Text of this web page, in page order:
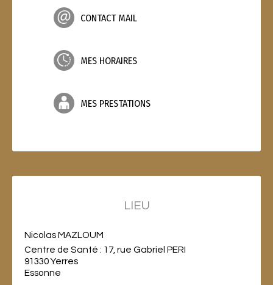
CONTACT MAIL
MES HORAIRES
MES PRESTATIONS
LIEU
Nicolas MAZLOUM
Centre de Santé : 17, rue Gabriel PERI
91330 Yerres
Essonne